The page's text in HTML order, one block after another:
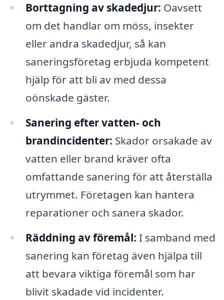
Borttagning av skadedjur: Oavsett
om det handlar om möss, insekter
eller andra skadedjur, så kan
saneringsföretag erbjuda kompetent
hjälp för att bli av med dessa
oönskade gäster.
Sanering efter vatten- och
brandincidenter: Skador orsakade av
vatten eller brand kräver ofta
omfattande sanering för att återställa
utrymmet. Företagen kan hantera
reparationer och sanera skador.
Räddning av föremål: I samband med
sanering kan företag även hjälpa till
att bevara viktiga föremål som har
blivit skadade vid incidenter.